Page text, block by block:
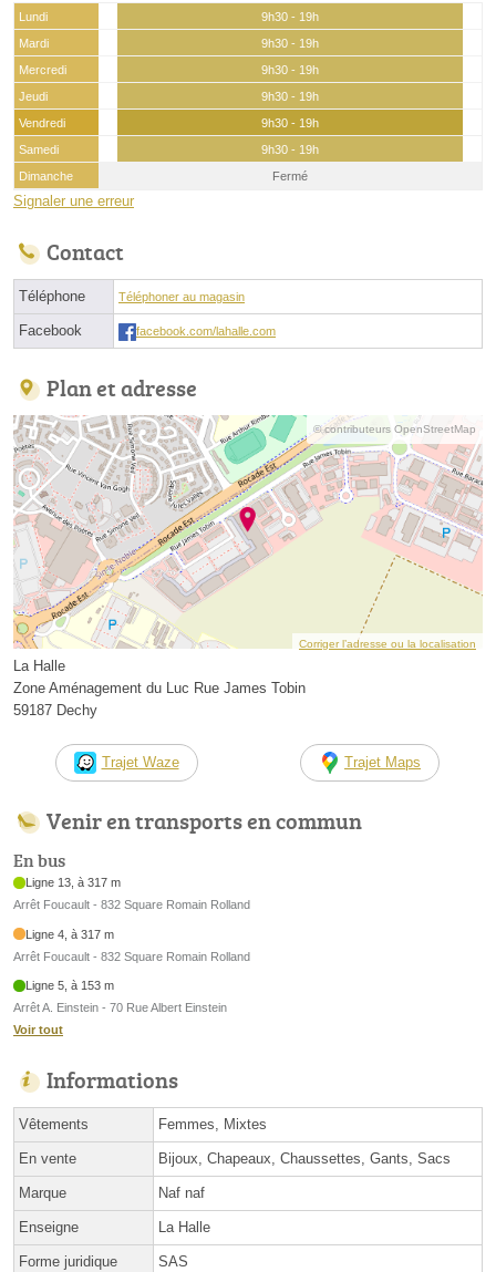
Lundi
9h30 - 19h
Mardi
9h30 - 19h
Mercredi
9h30 - 19h
Jeudi
9h30 - 19h
Vendredi
9h30 - 19h
Samedi
9h30 - 19h
Dimanche
Fermé
Signaler une erreur
Contact
Téléphone Téléphoner au magasin
Facebook facebook.com/lahalle.com
Plan et adresse
© contributeurs OpenStreetMap
Corriger l’adresse ou la localisation
La Halle
Zone Aménagement du Luc Rue James Tobin
59187 Dechy
Trajet Waze Trajet Maps
Venir en transports en commun
En bus
Ligne 13, à 317 m
Arrêt Foucault - 832 Square Romain Rolland
Ligne 4, à 317 m
Arrêt Foucault - 832 Square Romain Rolland
Ligne 5, à 153 m
Arrêt A. Einstein - 70 Rue Albert Einstein
Voir tout
Informations
Vêtements Femmes, Mixtes
En vente Bijoux, Chapeaux, Chaussettes, Gants, Sacs
Marque Naf naf
Enseigne La Halle
Forme juridique SAS